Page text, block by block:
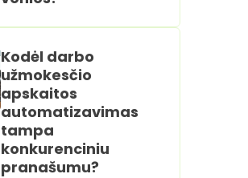
Kodėl darbo
užmokesčio
apskaitos
automatizavimas
tampa
konkurenciniu
pranašumu?